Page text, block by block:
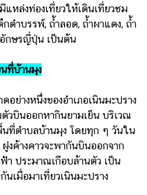
หล่งท่องเที่ยวให้เดินเที่ยวชม
ดำบรรพ์, ถ้ำลอด, ถ้ำผาแดง, ถ้ำ
อักษรญี่ปุ่น เป็นต้น
ที่บ้านมุง
อย่างหนึ่งของอำเภอเนินมะปราง
วบินออกหากินยามเย็น บริเวณ
ที่ตำบลบ้านมุง โดยทุก ๆ วันใน
งค้างคาวจะพากันบินออกจาก
า ประมาณเกือบล้านตัว เป็น
เมื่อมาเที่ยวเนินมะปราง